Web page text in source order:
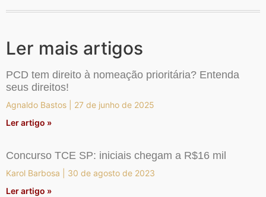
Ler mais artigos
PCD tem direito à nomeação prioritária? Entenda
seus direitos!
Agnaldo Bastos
27 de junho de 2025
Ler artigo »
Concurso TCE SP: iniciais chegam a R$16 mil
Karol Barbosa
30 de agosto de 2023
Ler artigo »